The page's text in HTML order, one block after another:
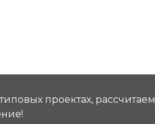
проектах, рассчитаем